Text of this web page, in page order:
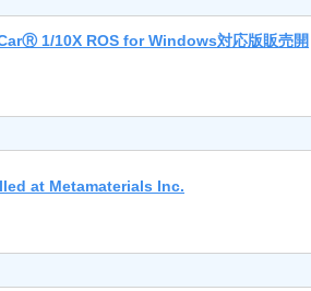
1/10X ROS for Windows対応版販売開
at Metamaterials Inc.